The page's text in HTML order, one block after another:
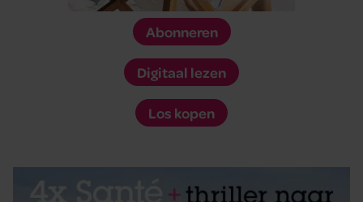
Abonneren
Digitaal lezen
Los kopen